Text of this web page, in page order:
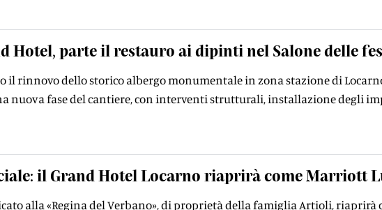
Hotel, parte il restauro ai dipinti nel Salone delle
il rinnovo dello storico albergo monumentale in zona stazione di
nuova fase del cantiere, con interventi strutturali, installazione degli
il Grand Hotel Locarno riaprirà come Marriott
alla «Regina del Verbano», di proprietà della famiglia Artioli, riaprirà